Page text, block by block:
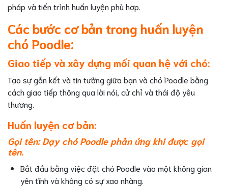
pháp và tiến trình huấn luyện phù hợp.
Các bước cơ bản trong huấn luyện
chó Poodle:
Giao tiếp và xây dựng mối quan hệ với chó:
Tạo sự gắn kết và tin tưởng giữa bạn và chó Poodle bằng
cách giao tiếp thông qua lời nói, cử chỉ và thái độ yêu
thương.
Huấn luyện cơ bản:
Gọi tên: Dạy chó Poodle phản ứng khi được gọi
tên.
Bắt đầu bằng việc đặt chó Poodle vào một không gian
yên tĩnh và không có sự xao nhãng.